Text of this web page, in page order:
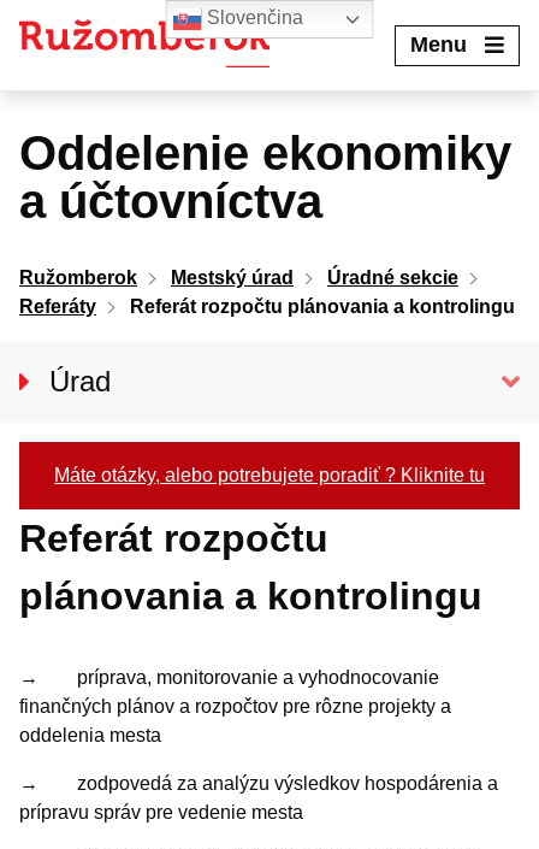
Menu
Oddelenie ekonomiky
a účtovníctva
Ružomberok Mestský úrad
Úradné sekcie
Referáty
Referát rozpočtu plánovania a kontrolingu
Úrad
Organizačná štruktúra
Organizačný poriadok
Projekty a granty
Oznamy mesta
Dokumenty, žiadosti a tlačivá
Máte otázky, alebo potrebujete poradiť ? Kliknite tu
Referát rozpočtu
plánovania a kontrolingu
→ príprava, monitorovanie a vyhodnocovanie
finančných plánov a rozpočtov pre rôzne projekty a
oddelenia mesta
→ zodpovedá za analýzu výsledkov hospodárenia a
prípravu správ pre vedenie mesta
Slovenčina